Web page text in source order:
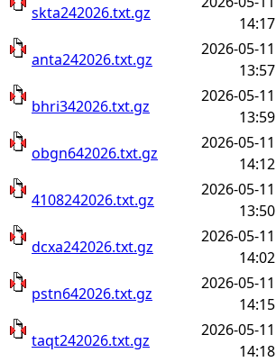
skta242026.txt.gz
14:17
anta242026.txt.gz
2026-05-11
13:57
bhri342026.txt.gz
2026-05-11
13:59
obgn642026.txt.gz
2026-05-11
14:12
4108242026.txt.gz
2026-05-11
13:50
dcxa242026.txt.gz
2026-05-11
14:02
pstn642026.txt.gz
2026-05-11
14:15
taqt242026.txt.gz
2026-05-11
14:18